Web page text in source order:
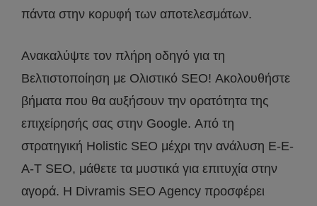
πάντα στην κορυφή των αποτελεσμάτων.
Ανακαλύψτε τον πλήρη οδηγό για τη
Βελτιστοποίηση με Ολιστικό SEO! Ακολουθήστε
βήματα που θα αυξήσουν την ορατότητα της
επιχείρησής σας στην Google. Από τη
στρατηγική Holistic SEO μέχρι την ανάλυση E-E-
A-T SEO, μάθετε τα μυστικά για επιτυχία στην
αγορά. Η Divramis SEO Agency προσφέρει